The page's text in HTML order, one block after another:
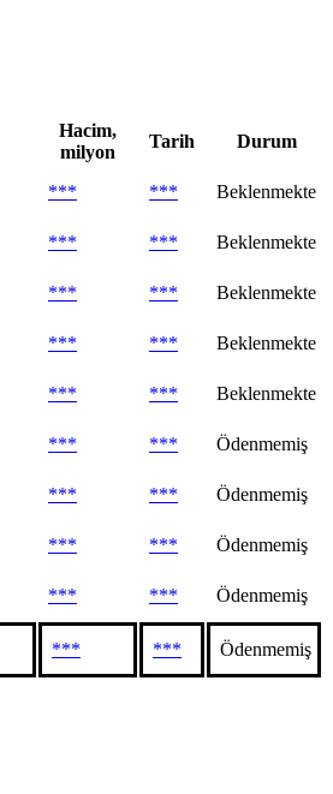
Hacim,
milyon
Tarih
Durum
*** ***
Beklenmekte
*** ***
Beklenmekte
*** ***
Beklenmekte
*** ***
Beklenmekte
*** ***
Beklenmekte
*** ***
Ödenmemiş
*** ***
Ödenmemiş
*** ***
Ödenmemiş
*** *** Ödenmemiş
*** *** Ödenmemiş